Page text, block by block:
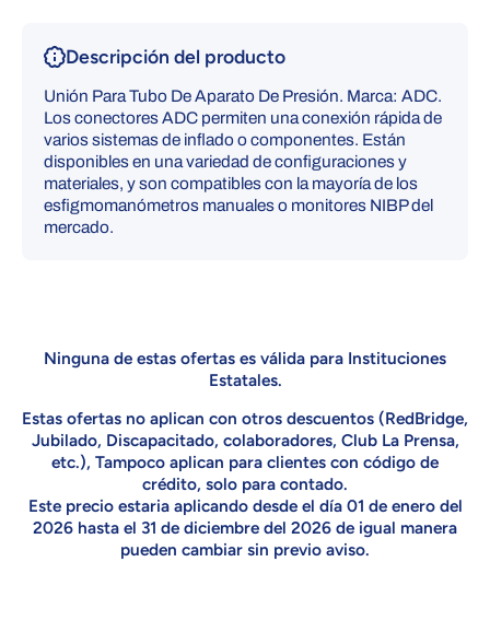
Descripción del producto
Unión Para Tubo De Aparato De Presión. Marca: ADC.
Los conectores ADC permiten una conexión rápida de
varios sistemas de inflado o componentes. Están
disponibles en una variedad de configuraciones y
materiales, y son compatibles con la mayoría de los
esfigmomanómetros manuales o monitores NIBP del
mercado.
Ninguna de estas ofertas es válida para Instituciones
Estatales.
Estas ofertas no aplican con otros descuentos (RedBridge,
Jubilado, Discapacitado, colaboradores, Club La Prensa,
etc.), Tampoco aplican para clientes con código de
crédito, solo para contado.
Este precio estaria aplicando desde el día 01 de enero del
2026 hasta el 31 de diciembre del 2026 de igual manera
pueden cambiar sin previo aviso.